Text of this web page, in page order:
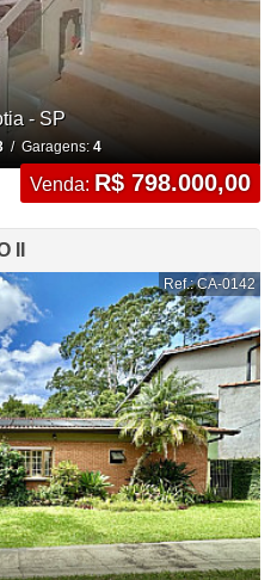
- SP
/ Garagens: 4
Venda: R$ 798.000,00
II
Ref.: CA-0142